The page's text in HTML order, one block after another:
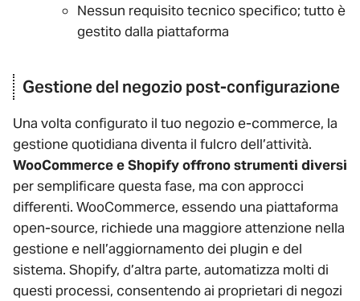
Nessun requisito tecnico specifico; tutto è
gestito dalla piattaforma
Gestione del negozio post-configurazione
Una volta configurato il tuo negozio e-commerce, la
gestione quotidiana diventa il fulcro dell’attività.
WooCommerce e Shopify offrono strumenti diversi
per semplificare questa fase, ma con approcci
differenti. WooCommerce, essendo una piattaforma
open-source, richiede una maggiore attenzione nella
gestione e nell’aggiornamento dei plugin e del
sistema. Shopify, d’altra parte, automatizza molti di
questi processi, consentendo ai proprietari di negozi